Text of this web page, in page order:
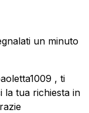
un minuto
, ti
la tua richiesta in